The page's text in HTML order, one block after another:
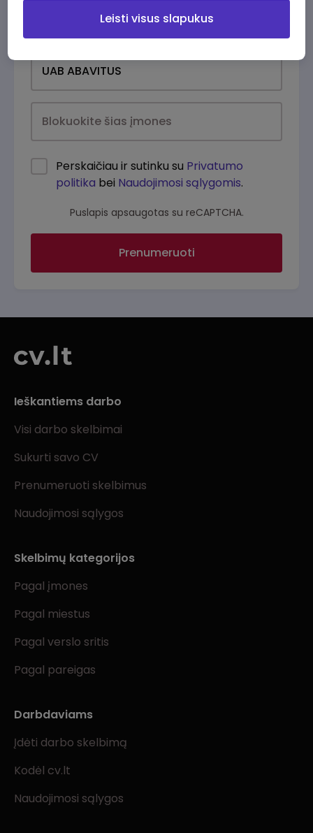
Perskaičiau ir sutinku su Privatumo
politika bei Naudojimosi sąlygomis.
Puslapis apsaugotas su reCAPTCHA.
Prenumeruoti
Ieškantiems darbo
Visi darbo skelbimai
Sukurti savo CV
Prenumeruoti skelbimus
Naudojimosi sąlygos
Skelbimų kategorijos
Pagal įmones
Pagal miestus
Pagal verslo sritis
Pagal pareigas
Darbdaviams
Įdėti darbo skelbimą
Kodėl cv.lt
Naudojimosi sąlygos
Leisti visus slapukus